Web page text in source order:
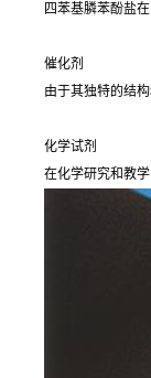
四苯基膦苯酚盐
催化剂
由于其独特的结
化学试剂
在化学研究和教